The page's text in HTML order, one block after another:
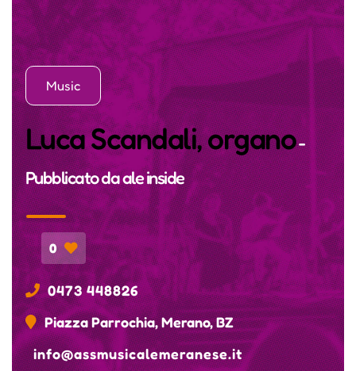
Music
Luca Scandali, organo-
Pubblicato daale inside
0
0473 448826
Piazza Parrochia, Merano, BZ
info@assmusicalemeranese.it